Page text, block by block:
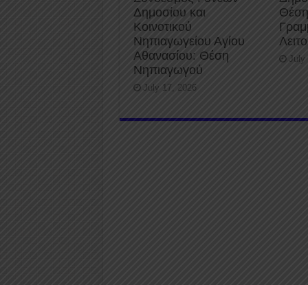
Δημοσίου και
Κοινοτικού
Νηπιαγωγείου Αγίου
Αθανασίου: Θέση
Νηπιαγωγού
July 17, 2026
July